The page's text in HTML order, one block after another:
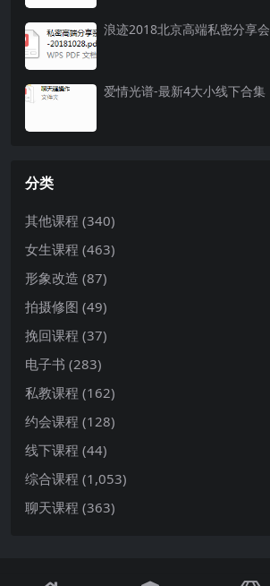
浪迹2018北京高端私密分享会
爱情光谱-最新4大小线下合集
分类
其他课程 (340)
女生课程 (463)
形象改造 (87)
拍摄修图 (49)
挽回课程 (37)
电子书 (283)
私教课程 (162)
约会课程 (128)
线下课程 (44)
综合课程 (1,053)
聊天课程 (363)